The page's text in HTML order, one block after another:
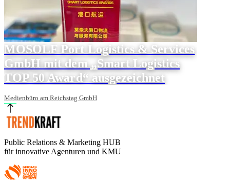
MOSOLF Port Logistics & Services
GmbH mit dem „Smart Logistics
TOP 50 Award“ ausgezeichnet
Medienbüro am Reichstag GmbH
Public Relations & Marketing HUB
für innovative Agenturen und KMU